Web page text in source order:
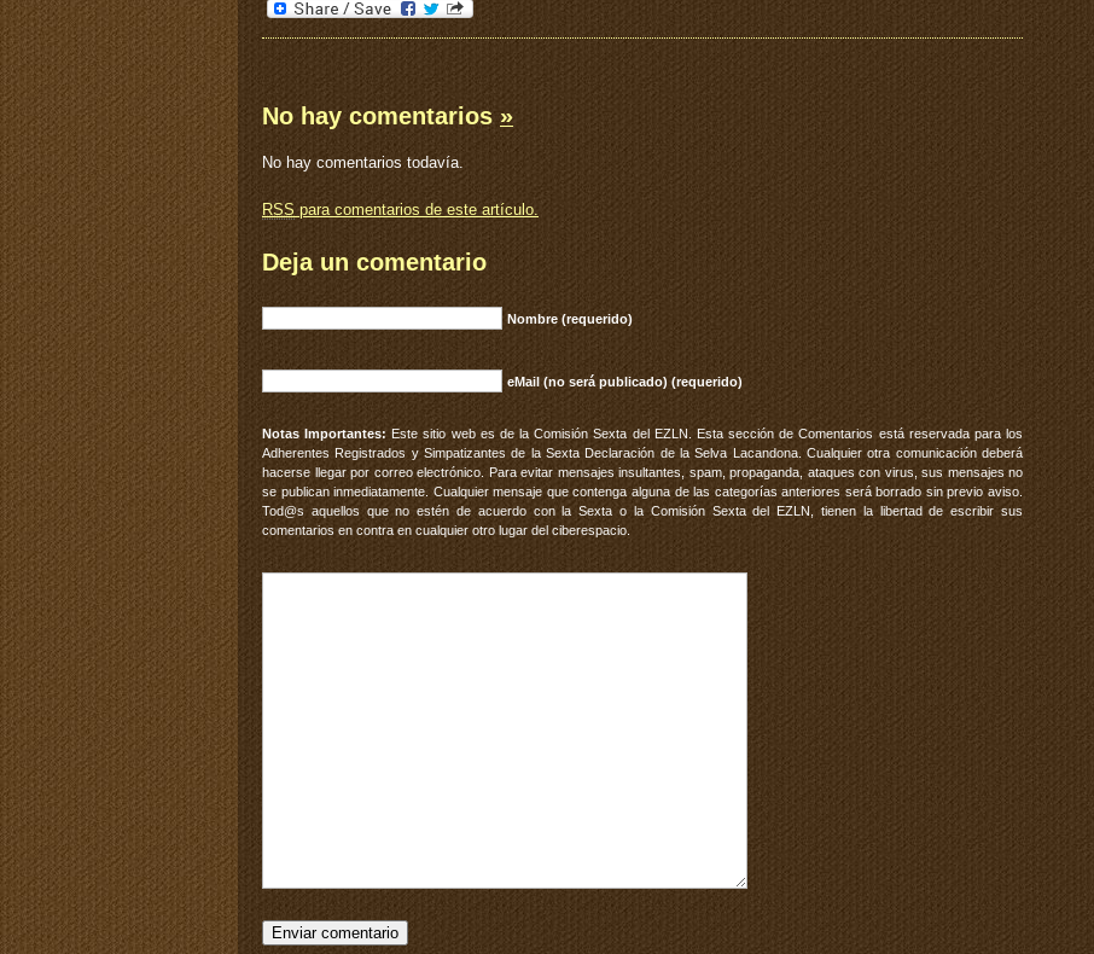
No hay comentarios »
No hay comentarios todavía.
RSS para comentarios de este artículo.
Deja un comentario
Nombre (requerido)
eMail (no será publicado) (requerido)
Notas Importantes: Este sitio web es de la Comisión Sexta del EZLN. Esta sección de Comentarios está reservada para los
Adherentes Registrados y Simpatizantes de la Sexta Declaración de la Selva Lacandona. Cualquier otra comunicación deberá
hacerse llegar por correo electrónico. Para evitar mensajes insultantes, spam, propaganda, ataques con virus, sus mensajes no
se publican inmediatamente. Cualquier mensaje que contenga alguna de las categorías anteriores será borrado sin previo aviso.
Tod@s aquellos que no estén de acuerdo con la Sexta o la Comisión Sexta del EZLN, tienen la libertad de escribir sus
comentarios en contra en cualquier otro lugar del ciberespacio.